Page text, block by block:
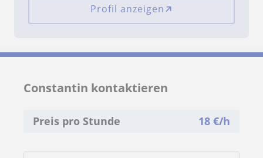
Profil anzeigen
Constantin kontaktieren
Preis pro Stunde 18€/h